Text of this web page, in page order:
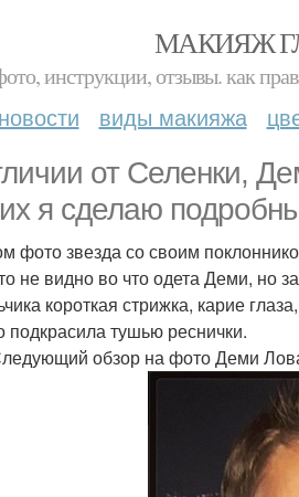
МАКИЯЖ
инструкции, отзывы. как
новости виды макияжа
от Селенки,
я сделаю
фото звезда со своим
не видно во что одета Деми, но
короткая стрижка, карие
подкрасила тушью реснички.
обзор на фото Деми